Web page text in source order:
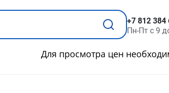
+7 812 384
Пн-Пт с 9
Для просмотра цен